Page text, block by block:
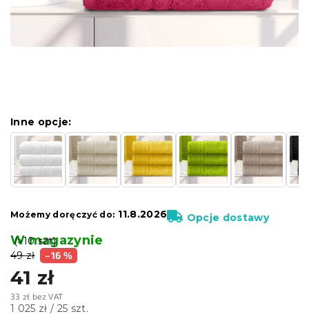
49 zł –16 %
41 zł
33 zł bez VAT
Cena
1 025 zł / 25 szt.
W magazynie
(>10 szt)
Inne opcje:
Możemy doręczyć do: 11.8.2026 Opcje dostawy